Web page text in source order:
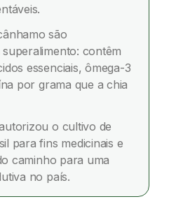
nutrição e como usar
e regulamentação
são
contêm
essenciais, ômega-3
por grama que a chia
o cultivo de
para fins medicinais e
caminho para uma
no país.